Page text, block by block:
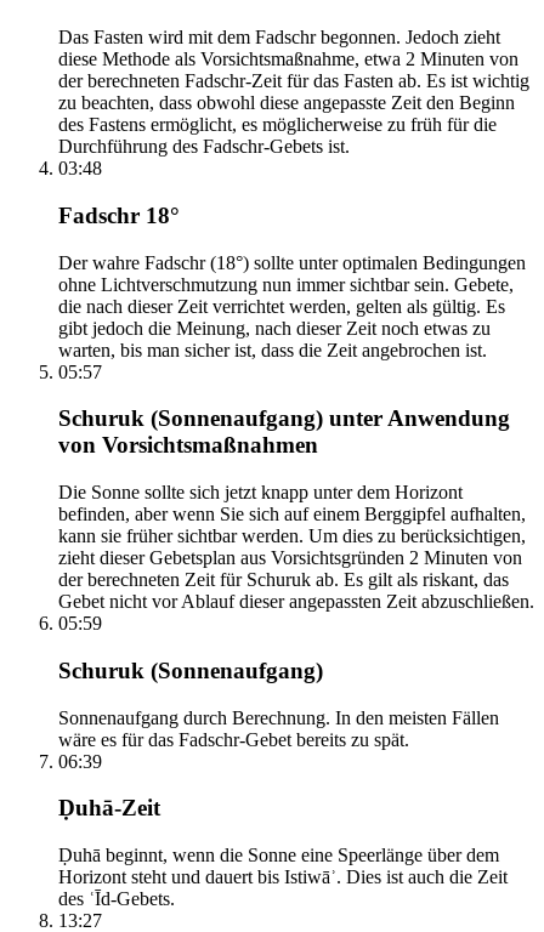
Das Fasten wird mit dem Fadschr begonnen. Jedoch zieht
diese Methode als Vorsichtsmaßnahme, etwa 2 Minuten von
der berechneten Fadschr-Zeit für das Fasten ab. Es ist wichtig
zu beachten, dass obwohl diese angepasste Zeit den Beginn
des Fastens ermöglicht, es möglicherweise zu früh für die
Durchführung des Fadschr-Gebets ist.
03:48
Fadschr 18°
Der wahre Fadschr (18°) sollte unter optimalen Bedingungen
ohne Lichtverschmutzung nun immer sichtbar sein. Gebete,
die nach dieser Zeit verrichtet werden, gelten als gültig. Es
gibt jedoch die Meinung, nach dieser Zeit noch etwas zu
warten, bis man sicher ist, dass die Zeit angebrochen ist.
05:57
Schuruk (Sonnenaufgang) unter Anwendung
von Vorsichtsmaßnahmen
Die Sonne sollte sich jetzt knapp unter dem Horizont
befinden, aber wenn Sie sich auf einem Berggipfel aufhalten,
kann sie früher sichtbar werden. Um dies zu berücksichtigen,
zieht dieser Gebetsplan aus Vorsichtsgründen 2 Minuten von
der berechneten Zeit für Schuruk ab. Es gilt als riskant, das
Gebet nicht vor Ablauf dieser angepassten Zeit abzuschließen.
05:59
Schuruk (Sonnenaufgang)
Sonnenaufgang durch Berechnung. In den meisten Fällen
wäre es für das Fadschr-Gebet bereits zu spät.
06:39
Ḍuhā-Zeit
Ḍuhā beginnt, wenn die Sonne eine Speerlänge über dem
Horizont steht und dauert bis Istiwāʾ. Dies ist auch die Zeit
des ʿĪd-Gebets.
13:27